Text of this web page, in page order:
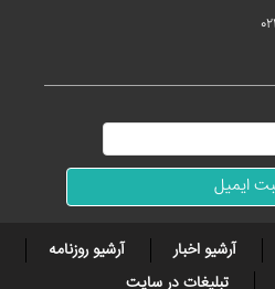
آرشیو اخبار
آرشیو روزنامه
تبلیغات در سایت